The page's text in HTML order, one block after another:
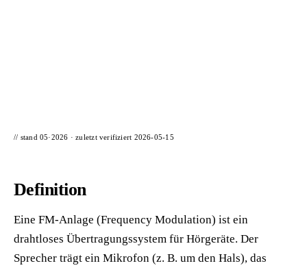
// stand 05·2026 · zuletzt verifiziert 2026-05-15
Definition
Eine FM-Anlage (Frequency Modulation) ist ein
drahtloses Übertragungssystem für Hörgeräte. Der
Sprecher trägt ein Mikrofon (z. B. um den Hals), das